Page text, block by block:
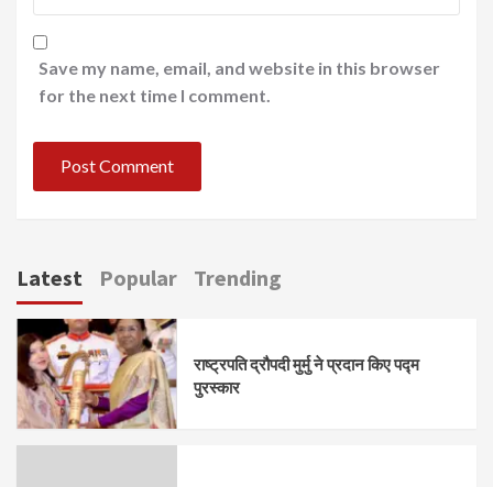
Save my name, email, and website in this browser
for the next time I comment.
Latest Popular Trending
राष्ट्रपति द्रौपदी मुर्मु ने प्रदान किए पद्म
पुरस्कार